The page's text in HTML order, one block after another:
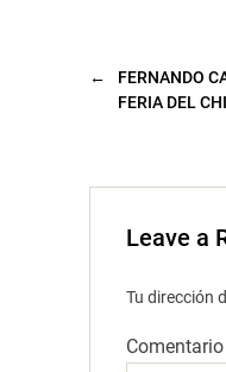
n
a
n
)
←
FERNANDO
FERIA DEL
Leave a
Tu dirección
Comentario